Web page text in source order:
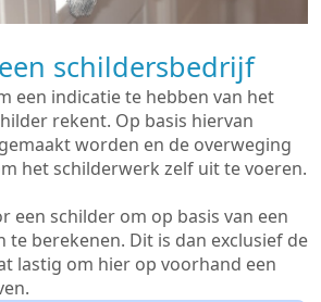
schildersbedrijf
een indicatie te hebben van het
rekent. Op basis hiervan
worden en de overweging
het schilderwerk zelf uit te voeren.
een schilder om op basis van een
berekenen. Dit is dan exclusief de
lastig om hier op voorhand een